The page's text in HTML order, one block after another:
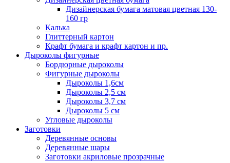
Дизайнерская бумага матовая цветная 130-
160 гр
Калька
Глиттерный картон
Крафт бумага и крафт картон и пр.
Дыроколы фигурные
Бордюрные дыроколы
Фигурные дыроколы
Дыроколы 1,6см
Дыроколы 2,5 см
Дыроколы 3,7 см
Дыроколы 5 см
Угловые дыроколы
Заготовки
Деревянные основы
Деревянные шары
Заготовки акриловые прозрачные